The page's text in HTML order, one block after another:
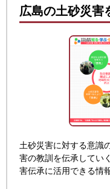
広島の土砂災害
土砂災害に対する意識
害の教訓を伝承してい
害伝承に活用できる情